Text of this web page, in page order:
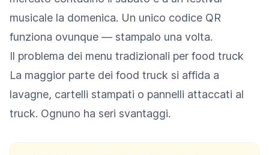
musicale la domenica. Un unico codice QR
funziona ovunque — stampalo una volta.
Il problema dei menu tradizionali per food truck
La maggior parte dei food truck si affida a
lavagne, cartelli stampati o pannelli attaccati al
truck. Ognuno ha seri svantaggi.